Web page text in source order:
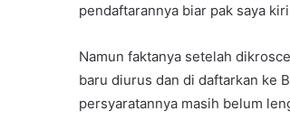
pendaftarannya biar pak saya
Namun faktanya setelah
baru diurus dan di daftarkan ke
persyaratannya masih belum